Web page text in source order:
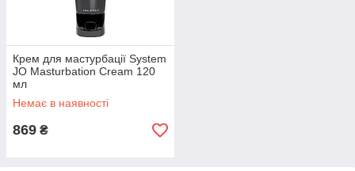
Крем для мастурбації System
JO Masturbation Cream 120
мл
Немає в наявності
869 ₴